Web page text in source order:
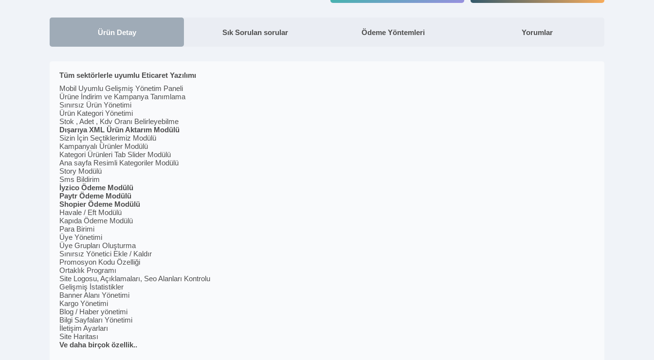
Ürün Detay Sık Sorulan sorular Ödeme Yöntemleri Yorumlar
Tüm sektörlerle uyumlu Eticaret Yazılımı
Mobil Uyumlu Gelişmiş Yönetim Paneli
Ürüne İndirim ve Kampanya Tanımlama
Sınırsız Ürün Yönetimi
Ürün Kategori Yönetimi
Stok , Adet , Kdv Oranı Belirleyebilme
Dışarıya XML Ürün Aktarım Modülü
Sizin İçin Seçtiklerimiz Modülü
Kampanyalı Ürünler Modülü
Kategori Ürünleri Tab Slider Modülü
Ana sayfa Resimli Kategoriler Modülü
Story Modülü
Sms Bildirim
İyzico Ödeme Modülü
Paytr Ödeme Modülü
Shopier Ödeme Modülü
Havale / Eft Modülü
Kapıda Ödeme Modülü
Para Birimi
Üye Yönetimi
Üye Grupları Oluşturma
Sınırsız Yönetici Ekle / Kaldır
Promosyon Kodu Özelliği
Ortaklık Programı
Site Logosu, Açıklamaları, Seo Alanları Kontrolu
Gelişmiş İstatistikler
Banner Alanı Yönetimi
Kargo Yönetimi
Blog / Haber yönetimi
Bilgi Sayfaları Yönetimi
İletişim Ayarları
Site Haritası
Ve daha birçok özellik..